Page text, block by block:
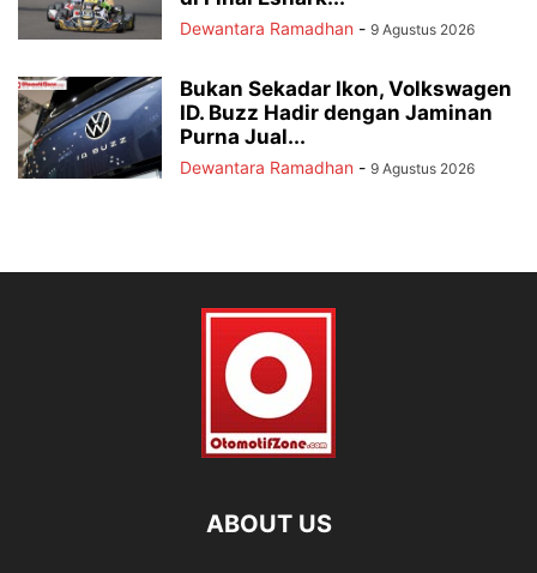
Dewantara Ramadhan - 9 Agustus 2026
Bukan Sekadar Ikon, Volkswagen
ID. Buzz Hadir dengan Jaminan
Purna Jual...
Dewantara Ramadhan - 9 Agustus 2026
ABOUT US